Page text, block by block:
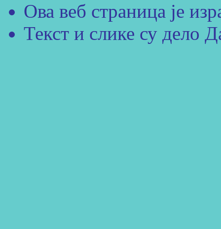
Ова веб страница је
Текст и слике су дело